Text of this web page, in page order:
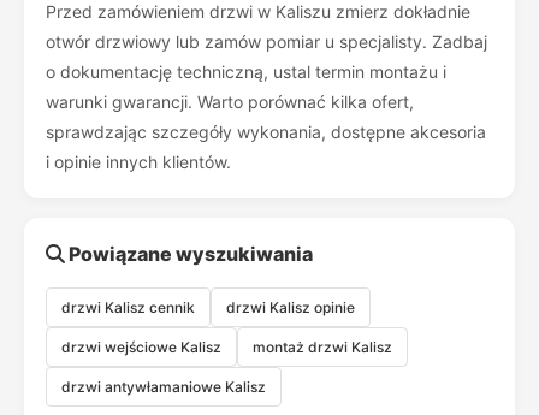
Przed zamówieniem drzwi w Kaliszu zmierz dokładnie
otwór drzwiowy lub zamów pomiar u specjalisty. Zadbaj
o dokumentację techniczną, ustal termin montażu i
warunki gwarancji. Warto porównać kilka ofert,
sprawdzając szczegóły wykonania, dostępne akcesoria
i opinie innych klientów.
Powiązane wyszukiwania
drzwi Kalisz cennik drzwi Kalisz opinie
drzwi wejściowe Kalisz montaż drzwi Kalisz
drzwi antywłamaniowe Kalisz